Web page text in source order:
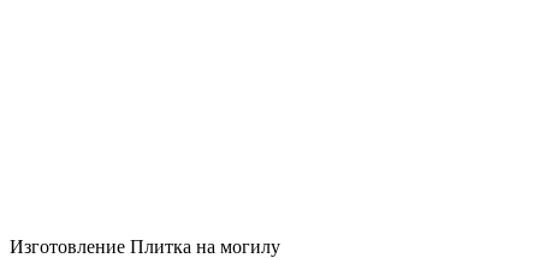
Изготовление Плитка на могилу